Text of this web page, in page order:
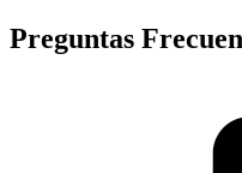
Preguntas